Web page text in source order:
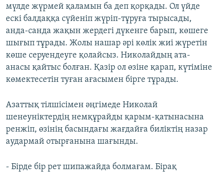
мүлде жүрмей қаламын ба деп қорқады. Ол үйде
ескі балдаққа сүйеніп жүріп-тұруға тырысады,
анда-санда жақын жердегі дүкенге барып, көшеге
шығып тұрады. Жолы нашар әрі көлік жиі жүретін
көше серуендеуге қолайсыз. Николайдың ата-
анасы қайтыс болған. Қазір ол өзіне қарап, күтіміне
көмектесетін туған ағасымен бірге тұрады.
Азаттық тілшісімен әңгімеде Николай
шенеуніктердің немқұрайды қарым-қатынасына
ренжіп, өзінің басындағы жағдайға биліктің назар
аудармай отырғанына шағынды.
- Бірде бір рет шипажайда болмағам. Бірақ